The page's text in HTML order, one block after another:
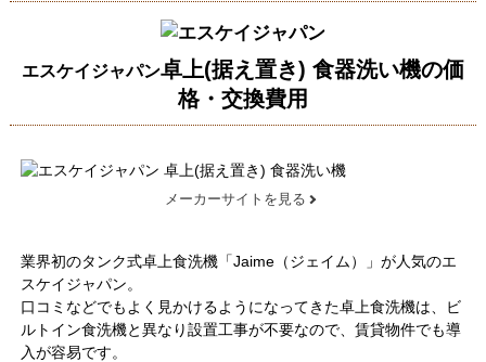
エスケイジャパン卓上(据え置き) 食器洗い機の価
格・交換費用
メーカーサイトを見る
業界初のタンク式卓上食洗機「Jaime（ジェイム）」が人気のエ
スケイジャパン。
口コミなどでもよく見かけるようになってきた卓上食洗機は、ビ
ルトイン食洗機と異なり設置工事が不要なので、賃貸物件でも導
入が容易です。